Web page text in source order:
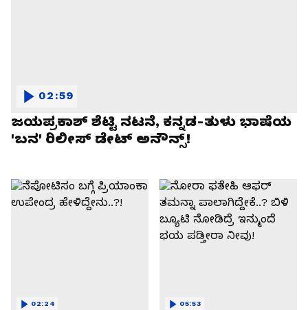
ಜಯಪ್ರಕಾಶ್ ಶೆಟ್ಟಿ ನಟನೆ, ಕನ್ನಡ-ತುಳು ಭಾಷೆಯ
'ಬನ' ರಿಲೀಸ್ ಡೇಟ್ ಅನೌನ್ಸ್!
02:59
02:24 05:53